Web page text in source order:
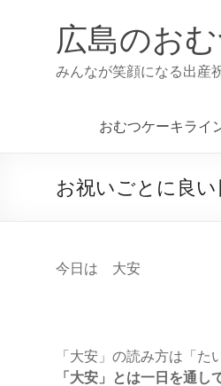
広島のお
みんなが笑顔になる出産
おむつケーキライ
お祝いごとに良
今日は 大安
「大安」の読み方は「た
「大安」とは一日を通